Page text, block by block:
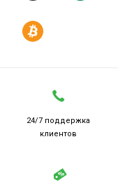
24/7 поддержка
клиентов